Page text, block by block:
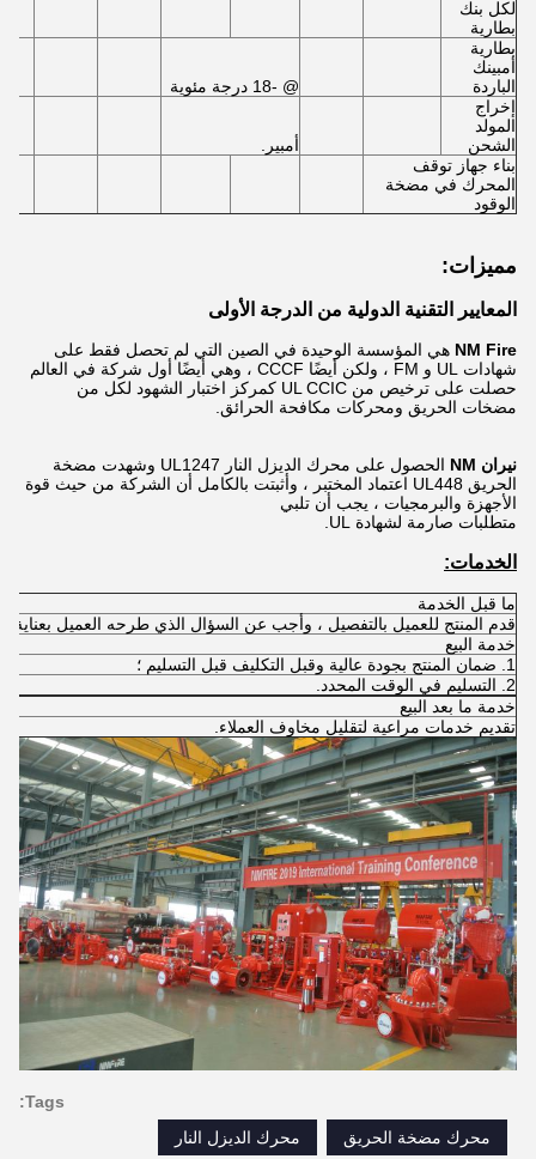
لكل بنك
بطارية
بطارية
أمبينك
الباردة
@ -18 درجة مئوية
إخراج
المولد
الشحن
أمبير.
بناء جهاز توقف
المحرك في مضخة
الوقود
مميزات:
المعايير التقنية الدولية من الدرجة الأولى
NM Fire هي المؤسسة الوحيدة في الصين التي لم تحصل فقط على
شهادات UL و FM ، ولكن أيضًا CCCF ، وهي أيضًا أول شركة في العالم
حصلت على ترخيص من UL CCIC كمركز اختبار الشهود لكل من
مضخات الحريق ومحركات مكافحة الحرائق.
نيران NM
الحصول على محرك الديزل النار UL1247 وشهدت مضخة
الحريق UL448 اعتماد المختبر ، وأثبتت بالكامل أن الشركة من حيث قوة
الأجهزة والبرمجيات ، يجب أن تلبي
متطلبات صارمة لشهادة UL.
الخدمات:
ما قبل الخدمة
قدم المنتج للعميل بالتفصيل ، وأجب عن السؤال الذي طرحه العميل بعناية ؛
خدمة البيع
1. ضمان المنتج بجودة عالية وقبل التكليف قبل التسليم ؛
2. التسليم في الوقت المحدد.
خدمة ما بعد البيع
تقديم خدمات مراعية لتقليل مخاوف العملاء.
Tags:
محرك مضخة الحريق
محرك الديزل النار